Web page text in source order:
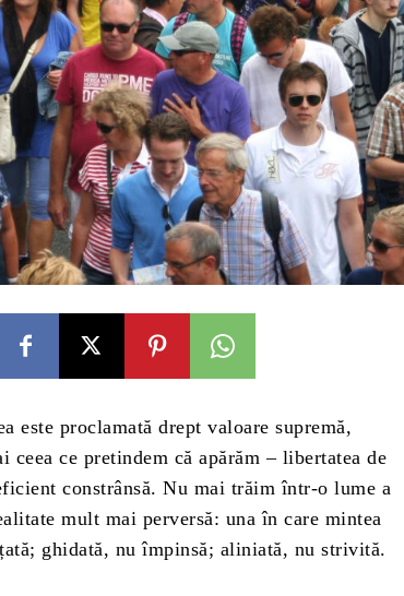
proclamată drept valoare supremă,
ceea ce pretindem că apărăm – libertatea de
constrânsă. Nu mai trăim într-o lume a
mult mai perversă: una în care mintea
ghidată, nu împinsă; aliniată, nu strivită.